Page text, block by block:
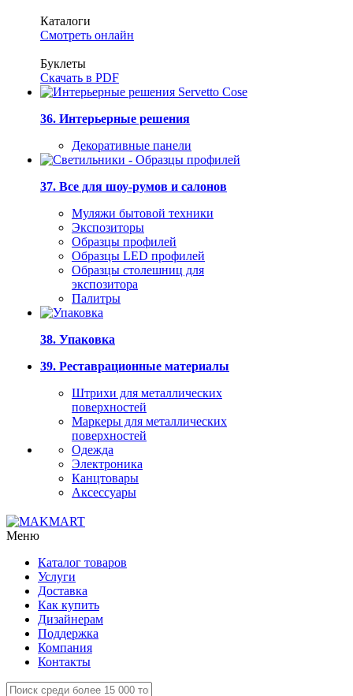
Каталоги
Смотреть онлайн
Буклеты
Скачать в PDF
36. Интерьерные решения
Декоративные панели
37. Все для шоу-румов и салонов
Муляжи бытовой техники
Экспозиторы
Образцы профилей
Образцы LED профилей
Образцы столешниц для
экспозитора
Палитры
38. Упаковка
39. Реставрационные материалы
Штрихи для металлических
поверхностей
Маркеры для металлических
поверхностей
Одежда
Электроника
Канцтовары
Аксессуары
Меню
Каталог товаров
Услуги
Доставка
Как купить
Дизайнерам
Поддержка
Компания
Контакты